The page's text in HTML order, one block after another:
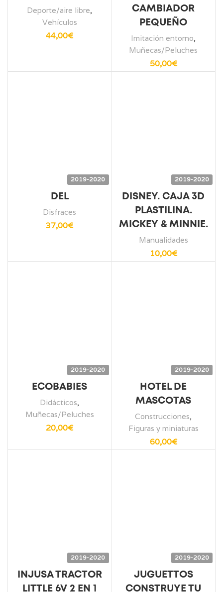
Deporte/aire libre,
Vehículos
44,00€
CAMBIADOR
PEQUEÑO
Imitación entorno,
Muñecas/Peluches
50,00€
2019-2020
DEL
Disfraces
37,00€
2019-2020
DISNEY. CAJA 3D
PLASTILINA.
MICKEY & MINNIE.
Manualidades
10,00€
2019-2020
ECOBABIES
Didácticos,
Muñecas/Peluches
20,00€
2019-2020
HOTEL DE
MASCOTAS
Construcciones,
Figuras y miniaturas
60,00€
2019-2020
INJUSA TRACTOR
LITTLE 6V 2 EN 1
2019-2020
JUGUETTOS
CONSTRUYE TU